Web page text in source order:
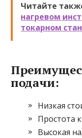
Читайте
нагревом
токарном
подачи:
Низкая
Простота
Высокая